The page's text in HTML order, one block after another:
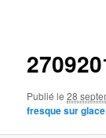
Publié le28
fresque sur glace